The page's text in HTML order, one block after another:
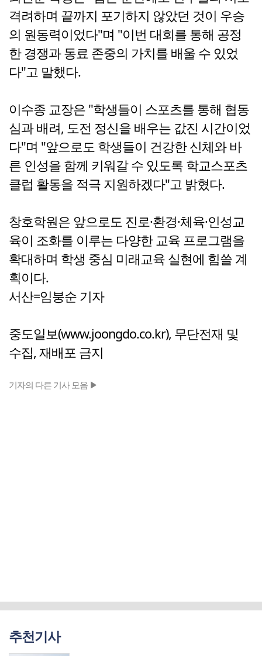
격려하며 끝까지 포기하지 않았던 것이 우승
의 원동력이었다"며 "이번 대회를 통해 공정
한 경쟁과 동료 존중의 가치를 배울 수 있었
다"고 말했다.
이수종 교장은 "학생들이 스포츠를 통해 협동
심과 배려, 도전 정신을 배우는 값진 시간이었
다"며 "앞으로도 학생들이 건강한 신체와 바
른 인성을 함께 키워갈 수 있도록 학교스포츠
클럽 활동을 적극 지원하겠다"고 밝혔다.
창호학원은 앞으로도 진로·환경·체육·인성교
육이 조화를 이루는 다양한 교육 프로그램을
확대하며 학생 중심 미래교육 실현에 힘쓸 계
획이다.
서산=임붕순 기자
중도일보(www.joongdo.co.kr), 무단전재 및
수집, 재배포 금지
기자의 다른 기사 모음 ▶
추천기사